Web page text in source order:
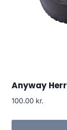
Anyway
100.00 kr.